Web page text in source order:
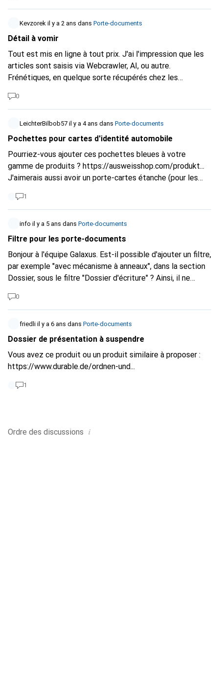
Kevzorek il y a 2 ans dans Porte-documents
Détail à vomir
Tout est mis en ligne à tout prix. J'ai l'impression que les
articles sont saisis via Webcrawler, AI, ou autre.
Frénétiques, en quelque sorte récupérés chez les
ligne. Saisi sur le site : Dossier de combat. Filtre : A4,
couleur : noir, vert, marron. Trié par le plus cher (pas envie
de dossiers en plastique/plastique et de dossiers
suspendus). BAM ! 100 dossiers en plastique/dossiers
emballés peut indiquer "emballé par 50 pièces". - 7
variantes de couleurs. 6/7 coûtent 2.90, la 7ème, mape
rouge 89.15 CHF ... Tout à l'heure, en cherchant la pochette
de combat, je vois : Matériau : Carbone. "Whoa ... génial !
ne sais pas. Pas de carbone. N'importe quoi ! Simulation :
table basse H:45cm - Highlight : Accessoires Bosch Tables
de sciage pour toupie - 10-20% ? de résultats en partie
120 de haut. - Poids de l'article : 2.5 kilos - Poids de
l'emballage 1 kilo Merksch säuber ou ... ? Cheut dir no ... ?
par exemple laisser l'apprenti informaticien écrire un
script, un algorithme, je ne sais pas... ? Comment peut-on
sérieusement proposer des centaines d'articles sans aucun
contrôle ?
0
LeichterBilbob57 il y a 4 ans dans Porte-documents
Pochettes pour cartes d'identité automobile
Pourriez-vous ajouter ces pochettes bleues à votre
gamme de produits ? https://ausweisshop.com/produkt...
J'aimerais aussi avoir un porte-cartes étanche (pour les
1
info il y a 5 ans dans Porte-documents
Filtre pour les porte-documents
Bonjour à l'équipe Galaxus. Est-il possible d'ajouter un filtre,
par exemple "avec mécanisme à anneaux", dans la section
Dossier, sous le filtre "Dossier d'écriture" ? Ainsi, il ne
si je peux y accrocher des onglets. Merci
0
friedli il y a 6 ans dans Porte-documents
Dossier de présentation à suspendre
Vous avez ce produit ou un produit similaire à proposer :
https://www.durable.de/ordnen-und...
1
Ordre des discussions i